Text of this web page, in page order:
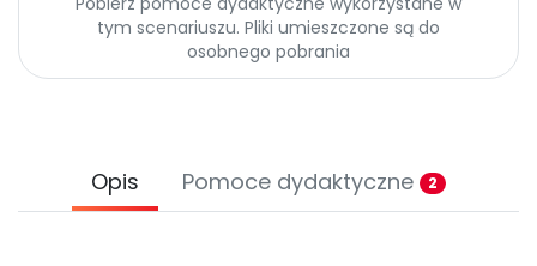
Archiwalne numery
Promocje
tym scenariuszu. Pliki umieszczone są do
osobnego pobrania
Opis Pomoce dydaktyczne 2